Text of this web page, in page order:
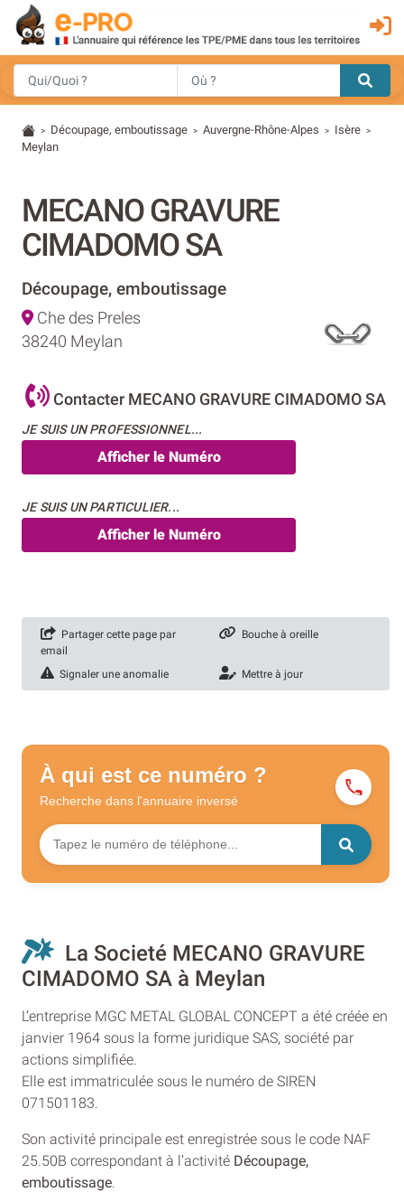
> Découpage, emboutissage > Auvergne-Rhône-Alpes > Isère >
Meylan
MECANO GRAVURE
CIMADOMO SA
Découpage, emboutissage
Che des Preles
38240 Meylan
Contacter MECANO GRAVURE CIMADOMO SA
JE SUIS UN PROFESSIONNEL...
Afficher le Numéro
JE SUIS UN PARTICULIER...
Afficher le Numéro
Partager cette page par
email
Bouche à oreille
Signaler une anomalie Mettre à jour
À qui est ce numéro ?
Recherche dans l'annuaire inversé
La Societé MECANO GRAVURE
CIMADOMO SA à Meylan
L’entreprise MGC METAL GLOBAL CONCEPT a été créée en
janvier 1964 sous la forme juridique SAS, société par
actions simplifiée.
Elle est immatriculée sous le numéro de SIREN
071501183.
Son activité principale est enregistrée sous le code NAF
25.50B correspondant à l’activité Découpage,
emboutissage